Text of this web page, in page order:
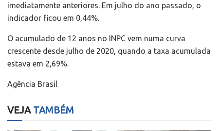
imediatamente anteriores. Em julho do ano passado, o
indicador ficou em 0,44%.
O acumulado de 12 anos no INPC vem numa curva
crescente desde julho de 2020, quando a taxa acumulada
estava em 2,69%.
Agência Brasil
VEJATAMBÉM